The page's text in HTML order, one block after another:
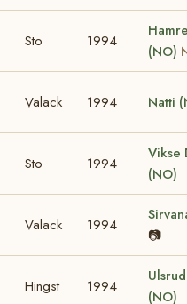
Sto 1994
(NO)
Valack 1994 Natti
Sto 1994
Vikse
(NO)
Valack 1994
📷
Hingst 1994
(NO)